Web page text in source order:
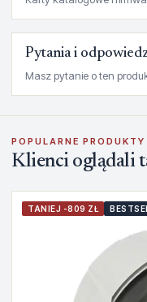
Pytania i
Masz pytanie o ten
POPULARNE PRODUKTY
Klienci oglądali
TANIEJ -809 ZŁ